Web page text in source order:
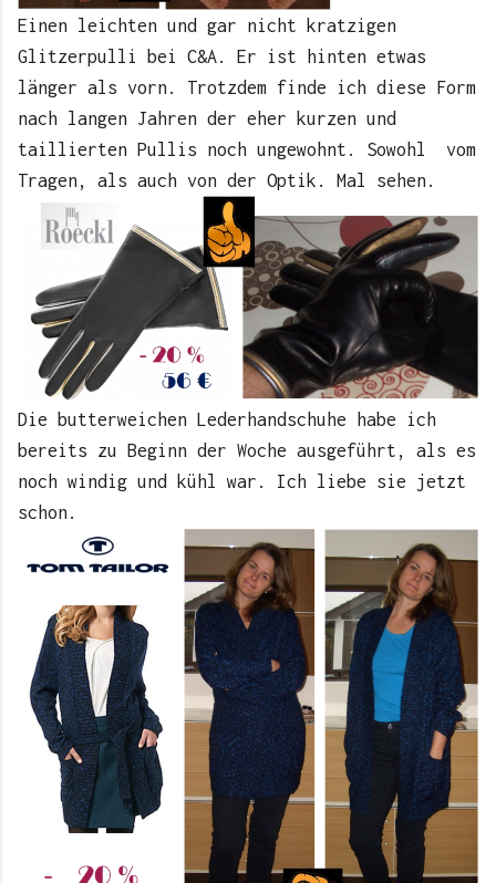
Einen leichten und gar nicht kratzigen
Glitzerpulli bei C&A. Er ist hinten etwas
länger als vorn. Trotzdem finde ich diese Form
nach langen Jahren der eher kurzen und
taillierten Pullis noch ungewohnt. Sowohl vom
Tragen, als auch von der Optik. Mal sehen.
Die butterweichen Lederhandschuhe habe ich
bereits zu Beginn der Woche ausgeführt, als es
noch windig und kühl war. Ich liebe sie jetzt
schon.